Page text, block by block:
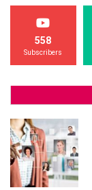
558
Subscribers